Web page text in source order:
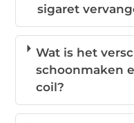
sigaret
Wat is het
schoonmaken
coil?